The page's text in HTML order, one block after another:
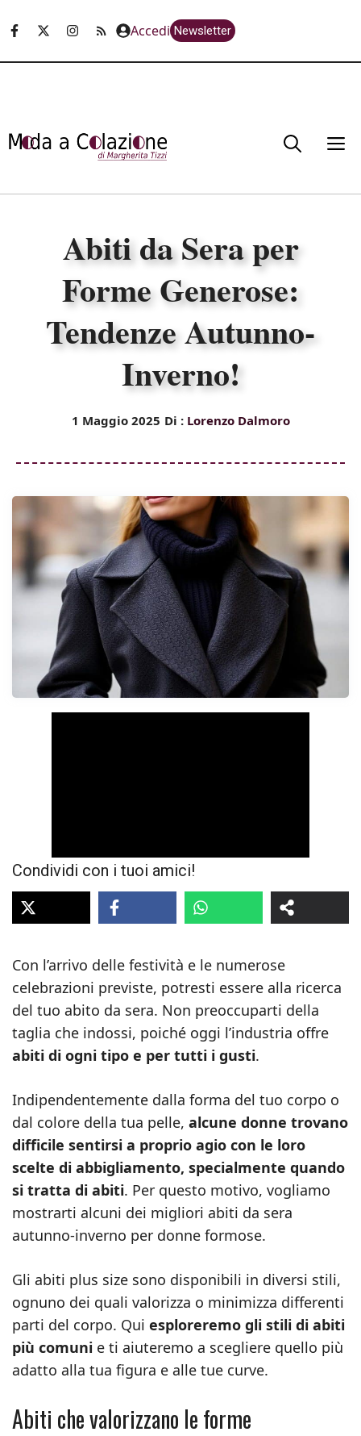
Accedi Newsletter
Abiti da Sera per
Forme Generose:
Tendenze Autunno-
Inverno!
1 Maggio 2025 Di : Lorenzo Dalmoro
Condividi con i tuoi amici!
Con l’arrivo delle festività e le numerose
celebrazioni previste, potresti essere alla ricerca
del tuo abito da sera. Non preoccuparti della
taglia che indossi, poiché oggi l’industria offre
abiti di ogni tipo e per tutti i gusti.
Indipendentemente dalla forma del tuo corpo o
dal colore della tua pelle, alcune donne trovano
difficile sentirsi a proprio agio con le loro
scelte di abbigliamento, specialmente quando
si tratta di abiti. Per questo motivo, vogliamo
mostrarti alcuni dei migliori abiti da sera
autunno-inverno per donne formose.
Gli abiti plus size sono disponibili in diversi stili,
ognuno dei quali valorizza o minimizza differenti
parti del corpo. Qui esploreremo gli stili di abiti
più comuni e ti aiuteremo a scegliere quello più
adatto alla tua figura e alle tue curve.
Abiti che valorizzano le forme